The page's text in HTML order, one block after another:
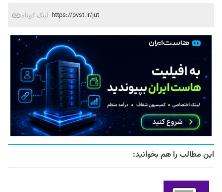
لینک کوتاه https://pvst.ir/jut
این مطالب را هم بخوانید: